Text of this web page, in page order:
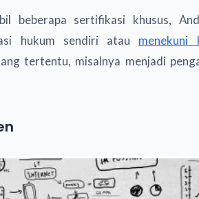
beberapa sertifikasi khusus,
hukum sendiri atau menekuni
tertentu, misalnya menjadi